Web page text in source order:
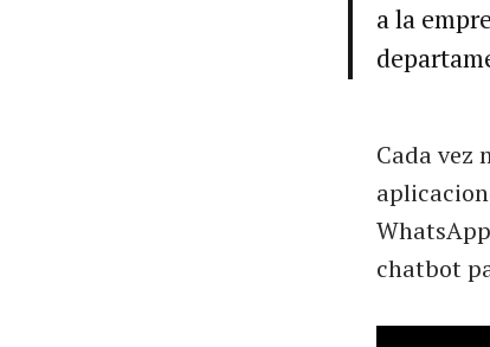
a la
Cada vez
chatbot